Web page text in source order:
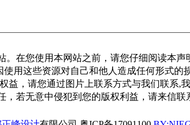
。在您使用本网站之前，请您仔细阅读本
使用这些资源对自己和他人造成任何形式
益，请您通过图片上联系方式与我们联系,
，若无意中侵犯到您的版权利益，请来信联